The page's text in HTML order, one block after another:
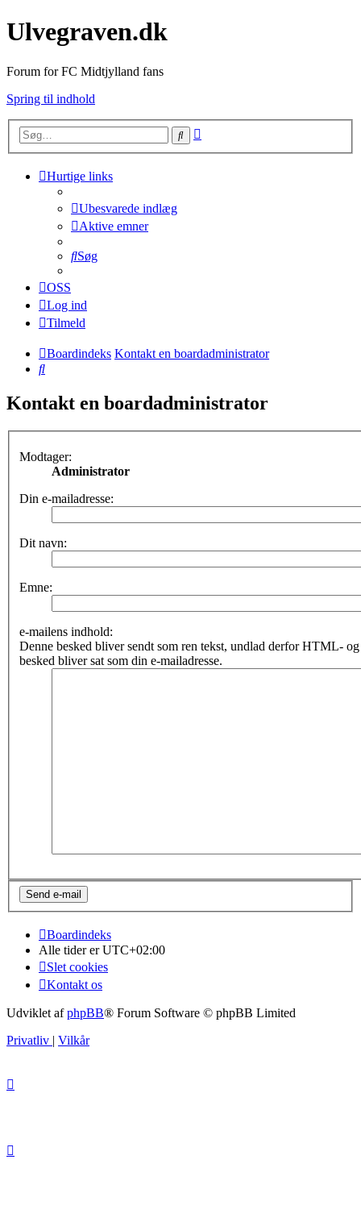
Ulvegraven.dk
Forum for FC Midtjylland fans
Spring til indhold
Søg
Hurtige links
Ubesvarede indlæg
Aktive emner
Søg
OSS
Log ind
Tilmeld
Boardindeks Kontakt en boardadministrator
Søg
Kontakt en boardadministrator
Modtager:
Administrator
Din e-mailadresse:
Dit navn:
Emne:
e-mailens indhold:
Denne besked bliver sendt som ren tekst, undlad derfor HTML-
besked bliver sat som din e-mailadresse.
Boardindeks
Alle tider erUTC+02:00
Slet cookies
Kontakt os
Udviklet afphpBB® Forum Software © phpBB Limited
Privatliv
Vilkår